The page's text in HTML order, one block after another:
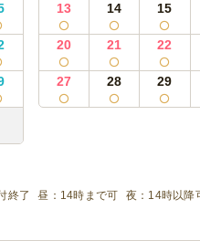
13 14 15
20 21 22
27 28 29
終了 14時まで可 14時以降